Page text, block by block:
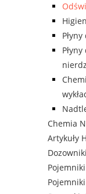
Chemia
Artykuły